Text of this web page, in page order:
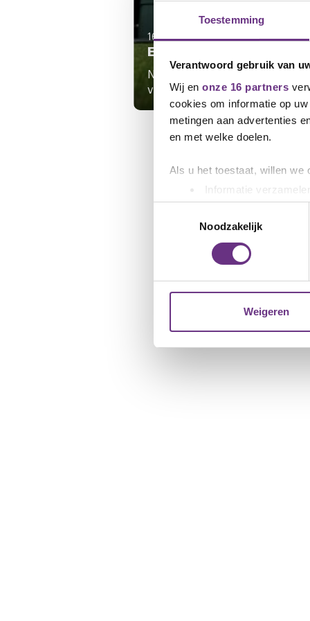
Toestemming
Verantwoord gebruik van
Wij en onze 16 partners
cookies om informatie op
metingen aan advertenties
en met welke doelen.
Als u het toestaat, willen we
Informatie
Uw apparaat
Lees meer over hoe uw
toestemming op elk
websiteverkeer te
media, adverteren en
Noodzakelijk
Weigeren
16 april 2026
Eindbod cao Aviko
Na vier overlegrondes heeft
vakbonden een eindbod...